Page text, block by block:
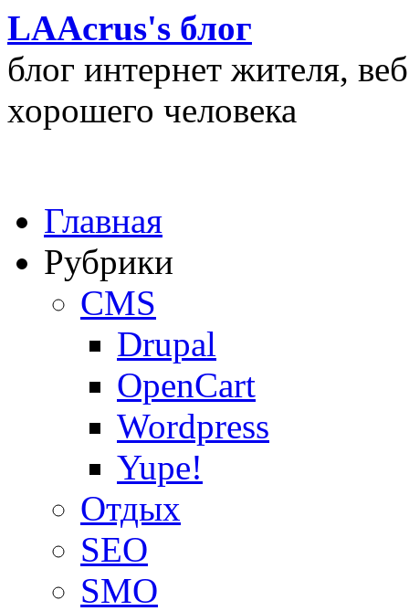
LAAcrus's блог
блог интернет жителя,
хорошего человека
Главная
Рубрики
CMS
Drupal
OpenCart
Wordpress
Yupe!
Oтдых
SEO
SMO